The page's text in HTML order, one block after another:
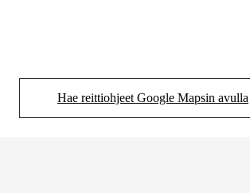
Hae reittiohjeet Google Mapsin avulla
(Aukeaa uudessa